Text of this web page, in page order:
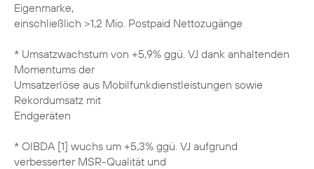
Eigenmarke,
einschließlich >1,2 Mio. Postpaid Nettozugänge
* Umsatzwachstum von +5,9% ggü. VJ dank anhaltenden
Momentums der
Umsatzerlöse aus Mobilfunkdienstleistungen sowie
Rekordumsatz mit
Endgeräten
* OIBDA [1] wuchs um +5,3% ggü. VJ aufgrund
verbesserter MSR-Qualität und